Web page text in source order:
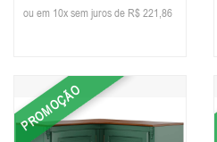
ou em 10x sem juros de R$ 221,86
PROMOÇÃO